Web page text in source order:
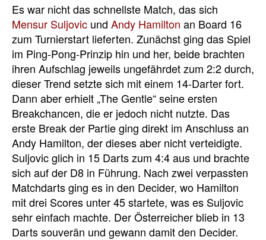
Es war nicht das schnellste Match, das sich
Mensur Suljovic und Andy Hamilton an Board 16
zum Turnierstart lieferten. Zunächst ging das Spiel
im Ping-Pong-Prinzip hin und her, beide brachten
ihren Aufschlag jeweils ungefährdet zum 2:2 durch,
dieser Trend setzte sich mit einem 14-Darter fort.
Dann aber erhielt „The Gentle“ seine ersten
Breakchancen, die er jedoch nicht nutzte. Das
erste Break der Partie ging direkt im Anschluss an
Andy Hamilton, der dieses aber nicht verteidigte.
Suljovic glich in 15 Darts zum 4:4 aus und brachte
sich auf der D8 in Führung. Nach zwei verpassten
Matchdarts ging es in den Decider, wo Hamilton
mit drei Scores unter 45 startete, was es Suljovic
sehr einfach machte. Der Österreicher blieb in 13
Darts souverän und gewann damit den Decider.